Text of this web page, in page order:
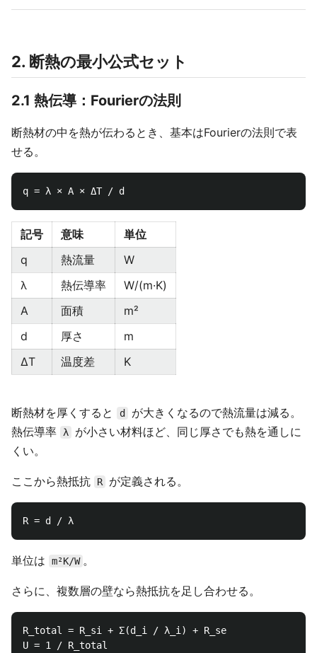
2. 断熱の最小公式セット
2.1 熱伝導：Fourierの法則
断熱材の中を熱が伝わるとき、基本はFourierの法則で表
せる。
記号 意味
単位
q
熱流量
W
λ
熱伝導率
W/(m·K)
A
面積
m²
d
厚さ
m
ΔT
温度差 K
断熱材を厚くすると d
が大きくなるので熱流量は減る。
熱伝導率
λ
が小さい材料ほど、同じ厚さでも熱を通しに
くい。
ここから熱抵抗 R が定義される。
単位は m²K/W 。
さらに、複数層の壁なら熱抵抗を足し合わせる。
R_total = R_si + Σ(d_i / λ_i) + R_se